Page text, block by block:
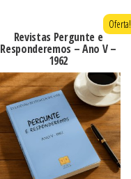
Revistas Pergunte e
Responderemos – Ano V –
1962
Oferta!